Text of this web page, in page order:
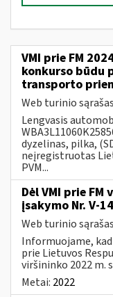
VMI prie FM
konkurso būdu
transporto
Web turinio sąrašas
Lengvasis
dyzelinas, pilka,
neįregistruotas
PVM...
Dėl VMI prie
įsakymo Nr. V-
Web turinio sąrašas
Informuojame,
prie Lietuvos
viršininko 2022 m.
Metai: 2022